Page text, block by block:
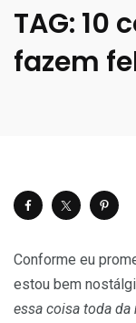
TAG: 10
fazem
Conforme eu
estou bem
essa coisa toda da